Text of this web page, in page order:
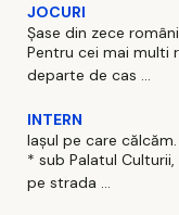
JOCURI
Șase din zece
Pentru cei mai multi
departe de cas ...
INTERN
Iașul pe care
* sub Palatul
pe strada ...